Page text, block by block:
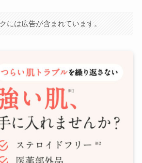
には広告が含まれています。